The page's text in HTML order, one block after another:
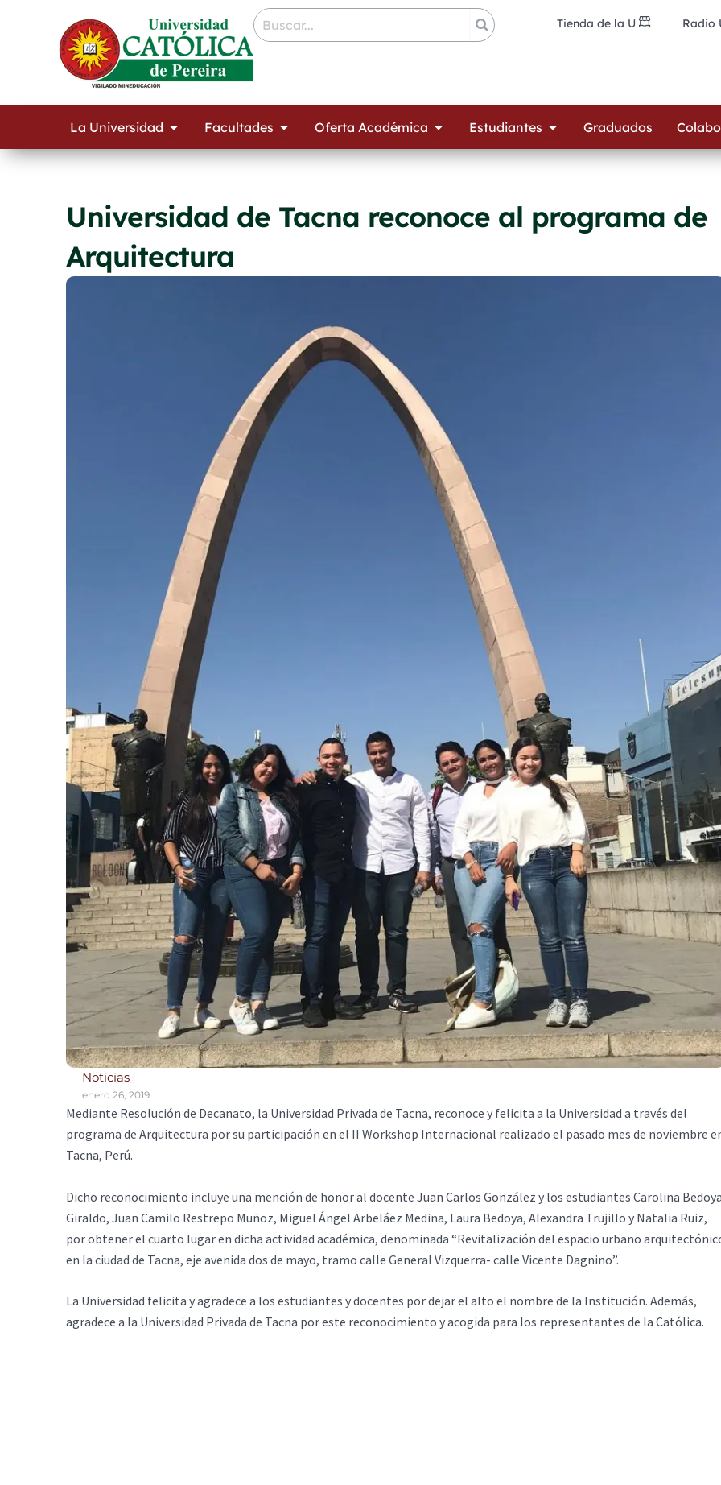
Tienda de la U Radio
La Universidad Open La Universidad
Facultades Open Facultades
Oferta Académica Open Oferta Académica
Estudiantes Open Estudiantes
Graduados
Universidad de Tacna reconoce al programa de
Arquitectura
Noticias
enero 26, 2019
Mediante Resolución de Decanato, la Universidad Privada de Tacna, reconoce y felicita a la Universidad a través del
programa de Arquitectura por su participación en el II Workshop Internacional realizado el pasado mes de noviembre
Tacna, Perú.
Dicho reconocimiento incluye una mención de honor al docente Juan Carlos González y los estudiantes Carolina Bedoya
Giraldo, Juan Camilo Restrepo Muñoz, Miguel Ángel Arbeláez Medina, Laura Bedoya, Alexandra Trujillo y Natalia Ruiz,
por obtener el cuarto lugar en dicha actividad académica, denominada “Revitalización del espacio urbano
en la ciudad de Tacna, eje avenida dos de mayo, tramo calle General Vizquerra- calle Vicente Dagnino”.
La Universidad felicita y agradece a los estudiantes y docentes por dejar el alto el nombre de la Institución. Además,
agradece a la Universidad Privada de Tacna por este reconocimiento y acogida para los representantes de la Católica.